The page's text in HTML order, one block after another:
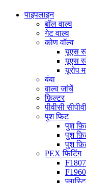
पाइपलाइन
बॉल वाल्व
गेट वाल्व
कोण वॉल्व
यूएस
यूएस
यूरोप
बंबा
वाल्व जांचें
फ़िल्टर
पीवीसी
पुश फिट
पुश
पुश
पुश
PEX फिटिंग